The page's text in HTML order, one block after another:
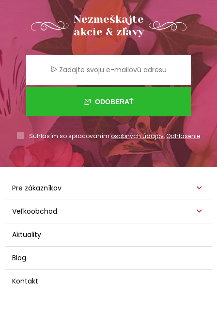
Nezmeškajte
akcie & zľavy
ODOBERAŤ
Súhlasím so spracovaním osobných údajov,Odhlásenie
Pre zákazníkov
Veľkoobchod
Aktuality
Blog
Kontakt